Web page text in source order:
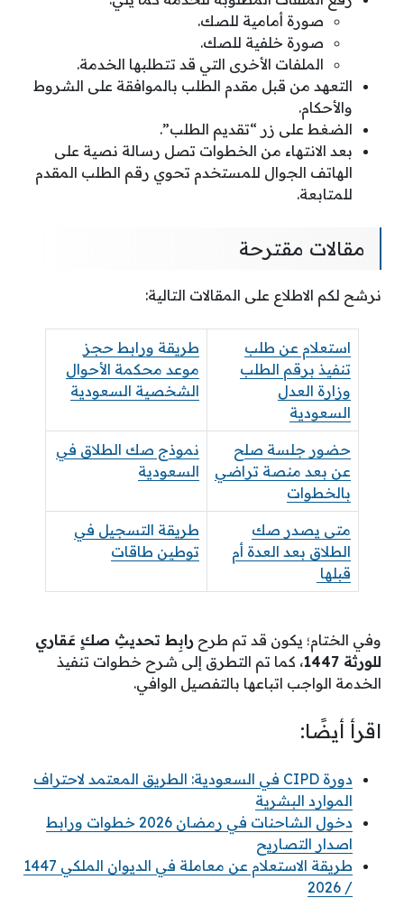
صورة أمامية للصك.
صورة خلفية للصك.
الملفات الأخرى التي قد تتطلبها الخدمة.
التعهد من قبل مقدم الطلب بالموافقة على الشروط
والأحكام.
الضغط على زر “تقديم الطلب”.
بعد الانتهاء من الخطوات تصل رسالة نصية على
الهاتف الجوال للمستخدم تحوي رقم الطلب المقدم
للمتابعة.
مقالات مقترحة
نرشح لكم الاطلاع على المقالات التالية:
استعلام عن طلب
تنفيذ برقم الطلب
وزارة العدل
السعودية
طريقة ورابط حجز
موعد محكمة الأحوال
الشخصية السعودية
حضور جلسة صلح
عن بعد منصة تراضي
بالخطوات
نموذج صك الطلاق في
السعودية
متى يصدر صك
الطلاق بعد العدة أم
قبلها
طريقة التسجيل في
توطين طاقات
وفي الختام؛ يكون قد تم طرح رابِط تحديثِ صكٍ عَقاري
للورثة 1447
، كما تم التطرق إلى شرح خطوات تنفيذ
الخدمة الواجب اتباعها بالتفصيل الوافي.
اقرأ أيضًا:
دورة CIPD في السعودية: الطريق المعتمد لاحتراف
الموارد البشرية
دخول الشاحنات في رمضان 2026 خطوات ورابط
اصدار التصاريح
طريقة الاستعلام عن معاملة في الديوان الملكي 1447
/ 2026